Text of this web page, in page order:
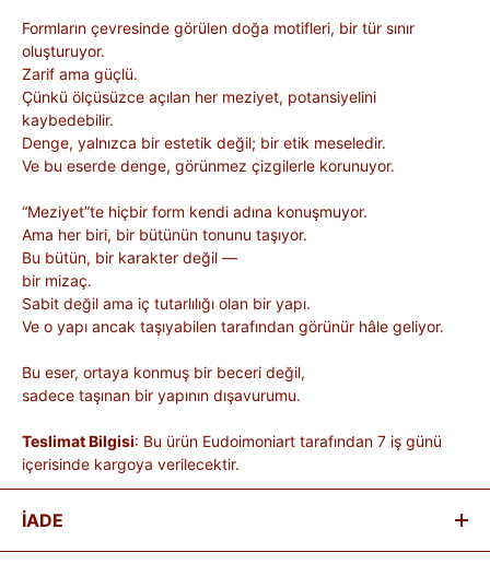
Formların çevresinde görülen doğa motifleri, bir tür sınır
oluşturuyor.
Zarif ama güçlü.
Çünkü ölçüsüzce açılan her meziyet, potansiyelini
kaybedebilir.
Denge, yalnızca bir estetik değil; bir etik meseledir.
Ve bu eserde denge, görünmez çizgilerle korunuyor.
“Meziyet”te hiçbir form kendi adına konuşmuyor.
Ama her biri, bir bütünün tonunu taşıyor.
Bu bütün, bir karakter değil —
bir mizaç.
Sabit değil ama iç tutarlılığı olan bir yapı.
Ve o yapı ancak taşıyabilen tarafından görünür hâle geliyor.
Bu eser, ortaya konmuş bir beceri değil,
sadece taşınan bir yapının dışavurumu.
Teslimat Bilgisi: Bu ürün Eudoimoniart tarafından 7 iş günü
içerisinde kargoya verilecektir.
İADE